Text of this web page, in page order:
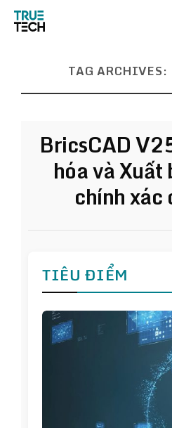
TAG ARCHIVES:
BricsCAD
hóa và Xuất
chính xác
TIÊU ĐIỂM